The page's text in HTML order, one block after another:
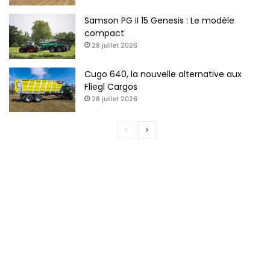
Samson PG II 15 Genesis : Le modèle
compact
28 juillet 2026
Cugo 640, la nouvelle alternative aux
Fliegl Cargos
28 juillet 2026
Page
Page